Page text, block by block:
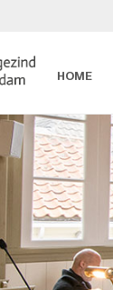
HOME